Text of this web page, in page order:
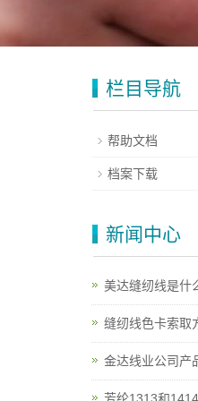
栏目导航
帮助文档
档案下载
新闻中心
美达缝纫线是什
缝纫线色卡索取
金达线业公司产